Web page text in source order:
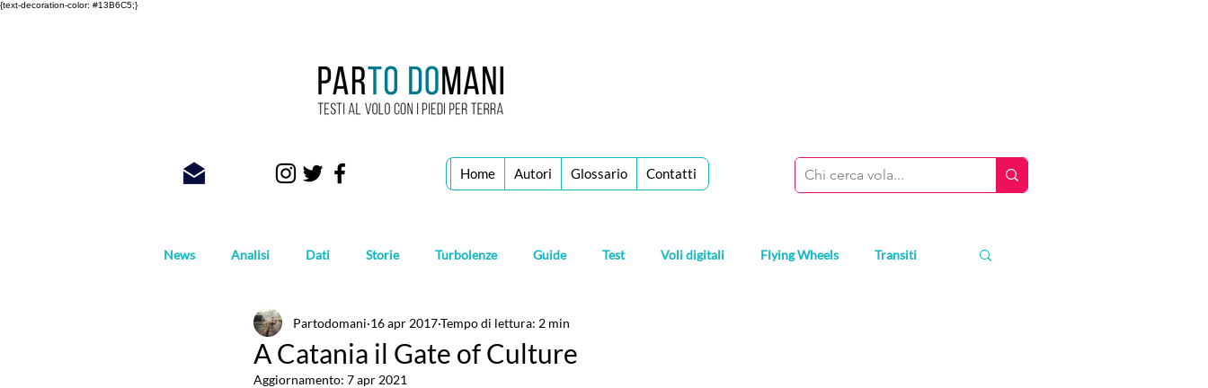
{text-decoration-color: #13B6C5;}
Home Autori Glossario Contatti
News Analisi Dati Storie Turbolenze Guide Test Voli digitali Flying Wheels Transiti
A Catania il Gate of Culture
Partodomani 16 apr 2017Tempo di lettura: 2 min
Aggiornamento: 7 apr 2021